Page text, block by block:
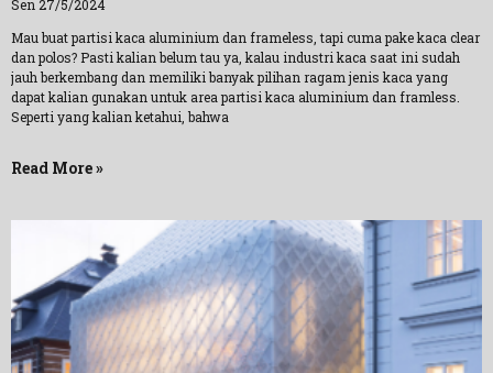
Sen 27/5/2024
Mau buat partisi kaca aluminium dan frameless, tapi cuma pake kaca clear
dan polos? Pasti kalian belum tau ya, kalau industri kaca saat ini sudah
jauh berkembang dan memiliki banyak pilihan ragam jenis kaca yang
dapat kalian gunakan untuk area partisi kaca aluminium dan framless.
Seperti yang kalian ketahui, bahwa
Read More »